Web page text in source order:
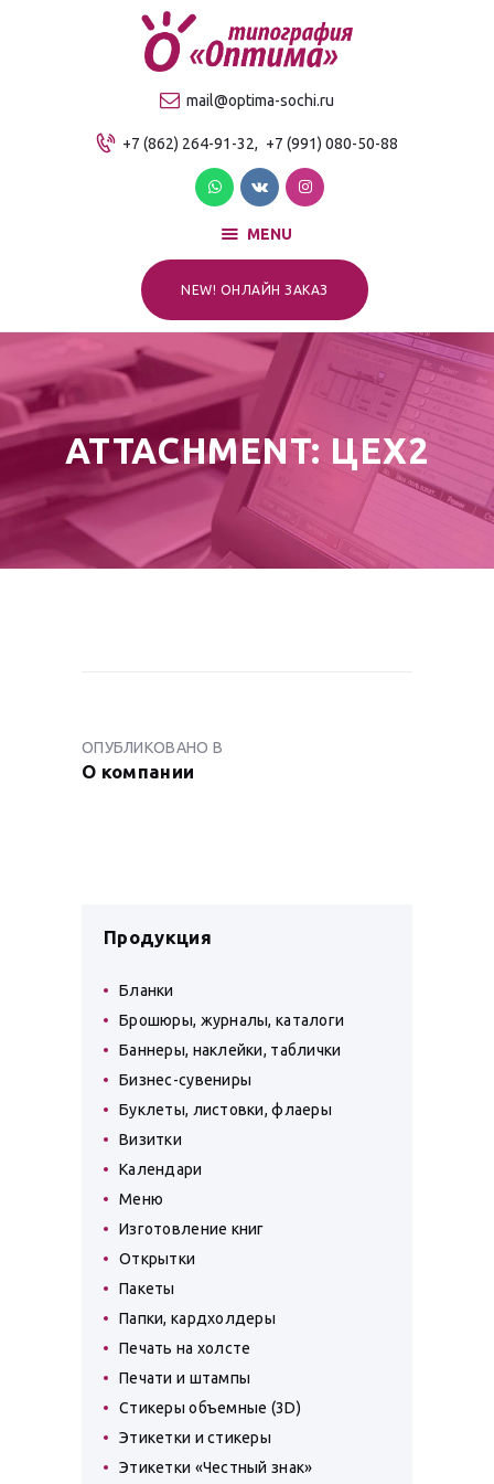
mail@optima-sochi.ru
+7 (862) 264-91-32, +7 (991) 080-50-88
MENU
NEW! ОНЛАЙН ЗАКАЗ
ATTACHMENT: ЦЕХ2
Качественная типография в Сочи
О компании
Продукция
Услуги
Прайс-лист
Для клиентов
ПО
ЗАПИСЯМ
ОПУБЛИКОВАНО В
О компании
Продукция
Бланки
Брошюры, журналы, каталоги
Баннеры, наклейки, таблички
Бизнес-сувениры
Буклеты, листовки, флаеры
Визитки
Календари
Меню
Изготовление книг
Открытки
Пакеты
Папки, кардхолдеры
Печать на холсте
Печати и штампы
Стикеры объемные (3D)
Этикетки и стикеры
Этикетки «Честный знак»